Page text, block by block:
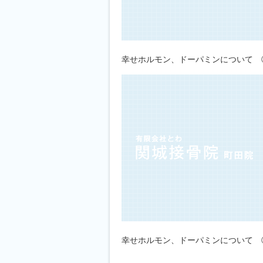
幸せホルモン、ドーパミンについ
幸せホルモン、ドーパミンについ